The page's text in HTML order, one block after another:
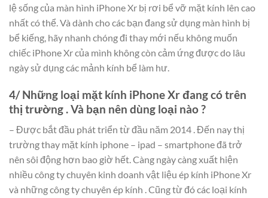
lệ sống của màn hình iPhone Xr bị rơi bể vỡ mặt kính lên cao
nhất có thể. Và dành cho các bạn đang sử dụng màn hình bị
bể kiếng, hãy nhanh chóng đi thay mới nếu không muốn
chiếc iPhone Xr của mình không còn cảm ứng được do lâu
ngày sử dụng các mảnh kính bể làm hư.
4/ Những loại mặt kính iPhone Xr đang có trên
thị trường . Và bạn nên dùng loại nào ?
– Được bắt đầu phát triển từ đầu năm 2014 . Đến nay thị
trường thay mặt kính iphone – ipad – smartphone đã trở
nên sôi động hơn bao giờ hết. Càng ngày càng xuất hiện
nhiều công ty chuyên kinh doanh vật liệu ép kính iPhone Xr
và những công ty chuyên ép kính . Cũng từ đó các loại kính